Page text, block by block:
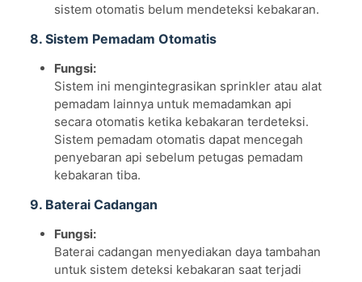
sistem otomatis belum mendeteksi kebakaran.
8. Sistem Pemadam Otomatis
Fungsi:
Sistem ini mengintegrasikan sprinkler atau alat
pemadam lainnya untuk memadamkan api
secara otomatis ketika kebakaran terdeteksi.
Sistem pemadam otomatis dapat mencegah
penyebaran api sebelum petugas pemadam
kebakaran tiba.
9. Baterai Cadangan
Fungsi:
Baterai cadangan menyediakan daya tambahan
untuk sistem deteksi kebakaran saat terjadi